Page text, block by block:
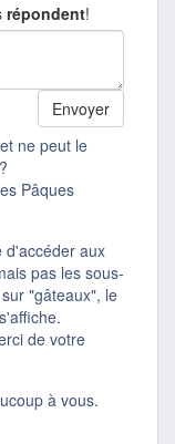
répondent!
ne peut le
Pâques
d'accéder aux
pas les sous-
"gâteaux", le
de votre
à vous.